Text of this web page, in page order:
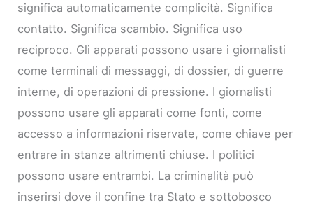
significa automaticamente complicità. Significa
contatto. Significa scambio. Significa uso
reciproco. Gli apparati possono usare i giornalisti
come terminali di messaggi, di dossier, di guerre
interne, di operazioni di pressione. I giornalisti
possono usare gli apparati come fonti, come
accesso a informazioni riservate, come chiave per
entrare in stanze altrimenti chiuse. I politici
possono usare entrambi. La criminalità può
inserirsi dove il confine tra Stato e sottobosco